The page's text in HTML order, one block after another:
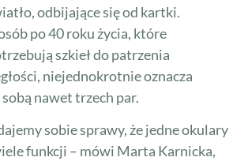
odbijające się od kartki.
po 40 roku życia, które
szkieł do patrzenia
niejednokrotnie oznacza
nawet trzech par.
sobie sprawy, że jedne okulary
funkcji – mówi Marta Karnicka,